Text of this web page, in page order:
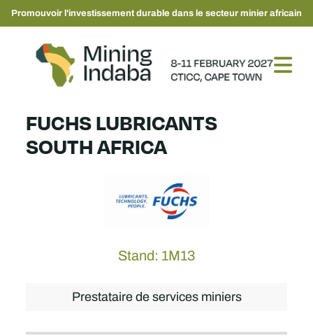
Promouvoir l'investissement durable dans le secteur minier africain
FUCHS LUBRICANTS
SOUTH AFRICA
Stand: 1M13
Prestataire de services miniers